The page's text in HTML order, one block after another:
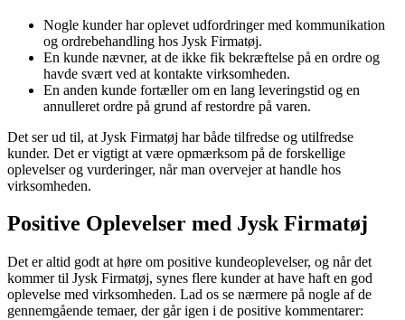
Nogle kunder har oplevet udfordringer med kommunikation
og ordrebehandling hos Jysk Firmatøj.
En kunde nævner, at de ikke fik bekræftelse på en ordre og
havde svært ved at kontakte virksomheden.
En anden kunde fortæller om en lang leveringstid og en
annulleret ordre på grund af restordre på varen.
Det ser ud til, at Jysk Firmatøj har både tilfredse og utilfredse
kunder. Det er vigtigt at være opmærksom på de forskellige
oplevelser og vurderinger, når man overvejer at handle hos
virksomheden.
Positive Oplevelser med Jysk Firmatøj
Det er altid godt at høre om positive kundeoplevelser, og når det
kommer til Jysk Firmatøj, synes flere kunder at have haft en god
oplevelse med virksomheden. Lad os se nærmere på nogle af de
gennemgående temaer, der går igen i de positive kommentarer: